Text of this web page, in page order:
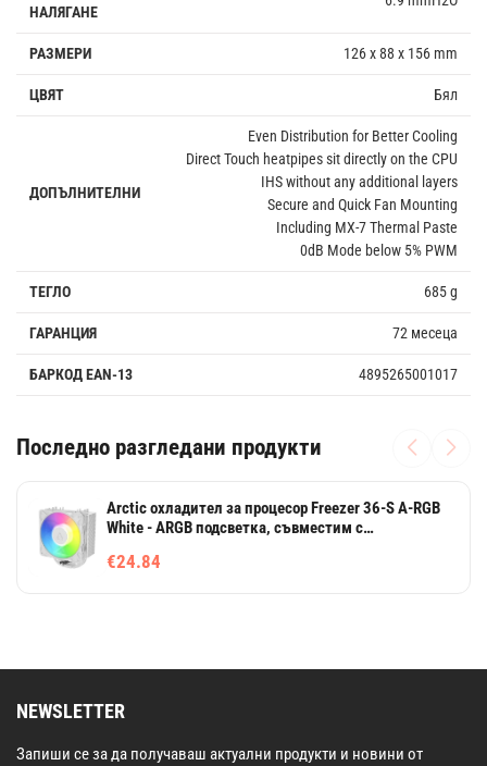
НАЛЯГАНЕ
РАЗМЕРИ 126 x 88 x 156 mm
ЦВЯТ Бял
ДОПЪЛНИТЕЛНИ
Even Distribution for Better Cooling
Direct Touch heatpipes sit directly on the CPU
IHS without any additional layers
Secure and Quick Fan Mounting
Including MX-7 Thermal Paste
0dB Mode below 5% PWM
ТЕГЛО 685 g
ГАРАНЦИЯ 72 месеца
БАРКОД EAN-13 4895265001017
Последно разгледани продукти
Arctic охладител за процесор Freezer 36-S A-RGB
White - ARGB подсветка, съвместим с
€24.84
NEWSLETTER
Запиши се за да получаваш актуални продукти и новини от